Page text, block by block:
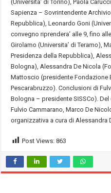
(Universita’ di Torino), Paola
Sapienza – Sovrintendente
Repubblica), Leonardo Goni
convegno riprendera’ alle 9, fino
Girolamo (Universita’ di Teramo),
Presidenza della Repubblica),
Bologna), Alessandra De Nicola
Mattoscio (presidente Fondazione
Pescarabruzzo). Conclusioni di
Bologna – presidente SISSCo).
Fulvio Cammarano, Marco De
organizzativa a cura di Alessandra
Post Views: 863